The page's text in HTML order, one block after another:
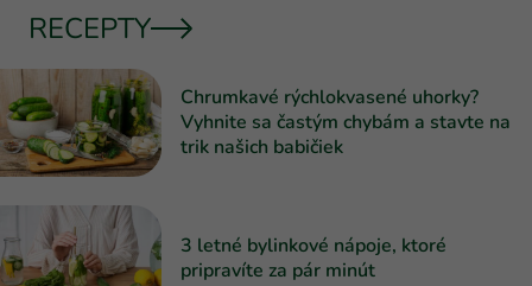
RECEPTY
Chrumkavé rýchlokvasené uhorky?
Vyhnite sa častým chybám a stavte na
trik našich babičiek
3 letné bylinkové nápoje, ktoré
pripravíte za pár minút